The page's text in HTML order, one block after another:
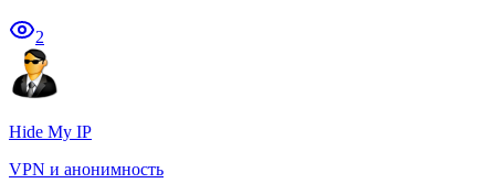
2
Hide My IP
VPN и анонимность